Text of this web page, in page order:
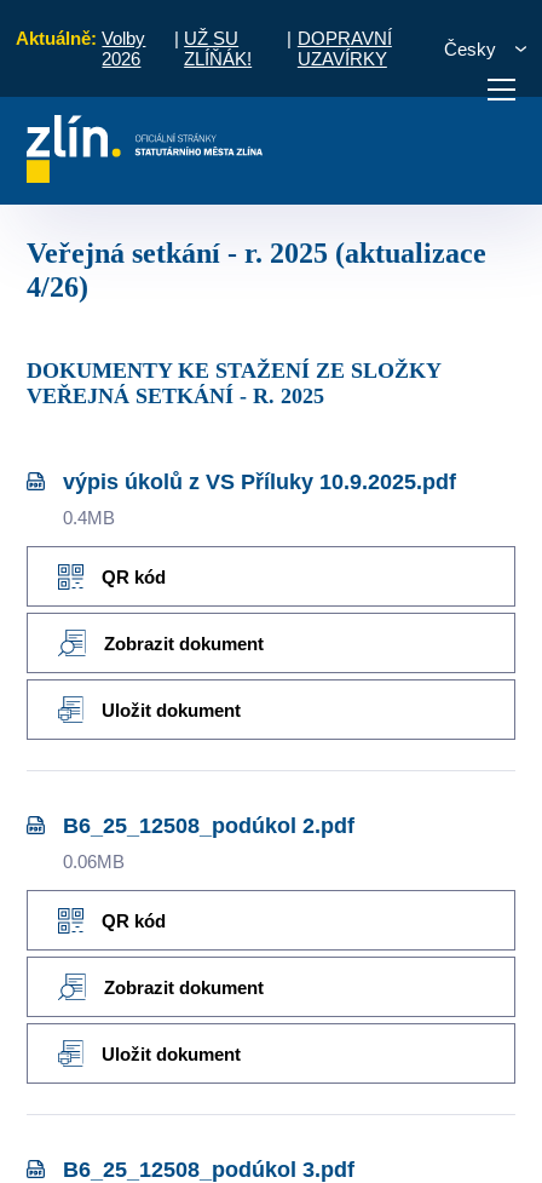
Aktuálně: Volby
2026
| UŽ SU
ZLÍŇÁK!
| DOPRAVNÍ
UZAVÍRKY
Česky
vyřídit Potřebuji zaplatit Diskuzní
Veřejná setkání - r. 2025 (aktualizace
4/26)
DOKUMENTY KE STAŽENÍ ZE SLOŽKY
VEŘEJNÁ SETKÁNÍ - R. 2025
výpis úkolů z VS Příluky 10.9.2025.pdf
0.4MB
QR kód
Zobrazit dokument
Uložit dokument
B6_25_12508_podúkol 2.pdf
0.06MB
QR kód
Zobrazit dokument
Uložit dokument
B6_25_12508_podúkol 3.pdf